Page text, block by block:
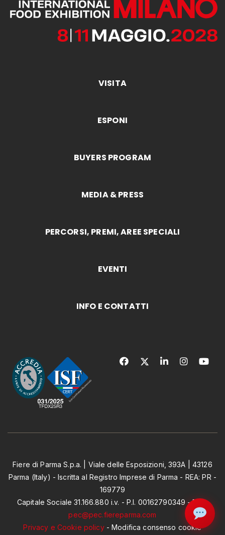
VISITA
ESPONI
BUYERS PROGRAM
MEDIA & PRESS
PERCORSI, PREMI, AREE SPECIALI
EVENTI
INFO E CONTATTI
Fiere di Parma S.p.a. | Viale delle Esposizioni, 393A | 43126
Parma (Italy) - Iscritta al Registro Imprese di Parma - REA: PR -
169779
Capitale Sociale 31.166.880 i.v. - P.I. 00162790349 - PEC:
pec@pec.fiereparma.com
Privacy e Cookie policy-Modifica consenso cookie